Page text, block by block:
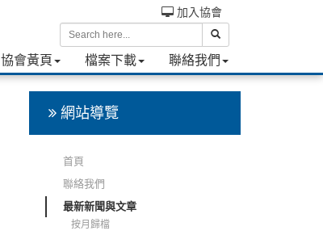
協會黃頁 檔案下載 聯絡我們
加入協會
網站導覽
首頁
聯絡我們
最新新聞與文章
按月歸檔